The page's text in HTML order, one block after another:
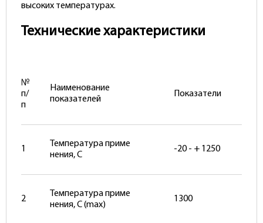
высоких температурах.
Технические характеристики
№
п/
п
Наименование
показателей
Показатели
1
Температура приме
нения, С
-20 - + 1250
2
Температура приме
нения, С (max)
1300